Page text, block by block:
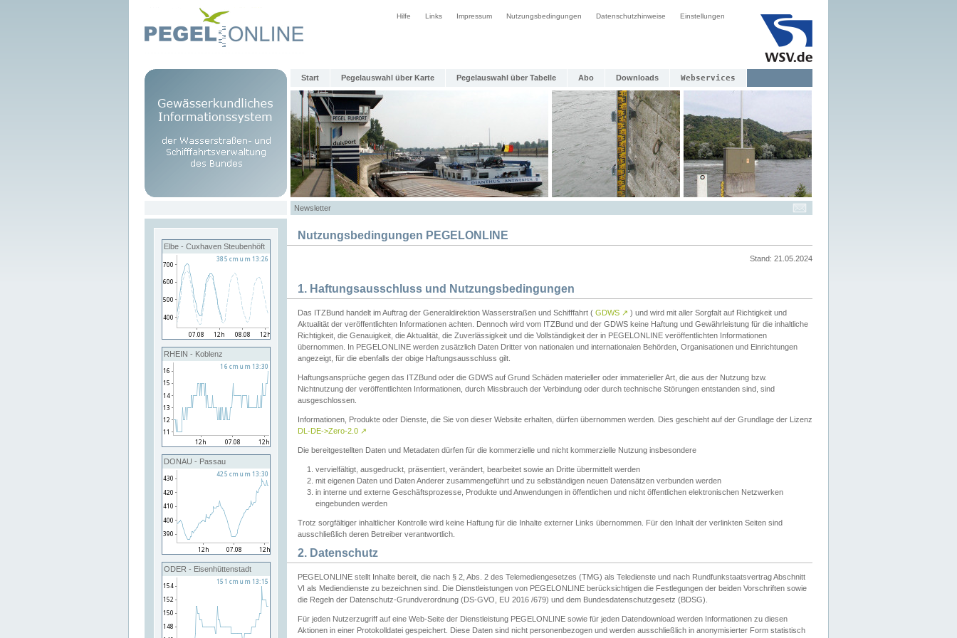
Hilfe Links Impressum Nutzungsbedingungen Datenschutzhinweise Einstellungen
Start Pegelauswahl über Karte Pegelauswahl über Tabelle Abo Downloads Webservices
Newsletter
Elbe - Cuxhaven Steubenhöft
RHEIN - Koblenz
DONAU - Passau
ODER - Eisenhüttenstadt
Nutzungsbedingungen PEGELONLINE
Stand: 21.05.2024
1. Haftungsausschluss und Nutzungsbedingungen
Das ITZBund handelt im Auftrag der Generaldirektion Wasserstraßen und Schifffahrt ( GDWS ↗ ) und wird mit aller Sorgfalt auf Richtigkeit und
Aktualität der veröffentlichten Informationen achten. Dennoch wird vom ITZBund und der GDWS keine Haftung und Gewährleistung für die inhaltliche
Richtigkeit, die Genauigkeit, die Aktualität, die Zuverlässigkeit und die Vollständigkeit der in PEGELONLINE veröffentlichten Informationen
übernommen. In PEGELONLINE werden zusätzlich Daten Dritter von nationalen und internationalen Behörden, Organisationen und Einrichtungen
angezeigt, für die ebenfalls der obige Haftungsausschluss gilt.
Haftungsansprüche gegen das ITZBund oder die GDWS auf Grund Schäden materieller oder immaterieller Art, die aus der Nutzung bzw.
Nichtnutzung der veröffentlichten Informationen, durch Missbrauch der Verbindung oder durch technische Störungen entstanden sind, sind
ausgeschlossen.
Informationen, Produkte oder Dienste, die Sie von dieser Website erhalten, dürfen übernommen werden. Dies geschieht auf der Grundlage der Lizenz
DL-DE->Zero-2.0 ↗
Die bereitgestellten Daten und Metadaten dürfen für die kommerzielle und nicht kommerzielle Nutzung insbesondere
vervielfältigt, ausgedruckt, präsentiert, verändert, bearbeitet sowie an Dritte übermittelt werden
mit eigenen Daten und Daten Anderer zusammengeführt und zu selbständigen neuen Datensätzen verbunden werden
in interne und externe Geschäftsprozesse, Produkte und Anwendungen in öffentlichen und nicht öffentlichen elektronischen Netzwerken
eingebunden werden
Trotz sorgfältiger inhaltlicher Kontrolle wird keine Haftung für die Inhalte externer Links übernommen. Für den Inhalt der verlinkten Seiten sind
ausschließlich deren Betreiber verantwortlich.
2. Datenschutz
PEGELONLINE stellt Inhalte bereit, die nach § 2, Abs. 2 des Telemediengesetzes (TMG) als Teledienste und nach Rundfunkstaatsvertrag Abschnitt
VI als Mediendienste zu bezeichnen sind. Die Dienstleistungen von PEGELONLINE berücksichtigen die Festlegungen der beiden Vorschriften sowie
die Regeln der Datenschutz-Grundverordnung (DS-GVO, EU 2016 /679) und dem Bundesdatenschutzgesetz (BDSG).
Für jeden Nutzerzugriff auf eine Web-Seite der Dienstleistung PEGELONLINE sowie für jeden Datendownload werden Informationen zu diesen
Aktionen in einer Protokolldatei gespeichert. Diese Daten sind nicht personenbezogen und werden ausschließlich in anonymisierter Form statistisch